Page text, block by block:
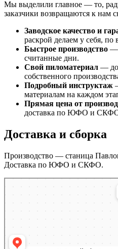
Мы выделили главное — то,
заказчики возвращаются к нам
Заводское качество и
раскрой делаем у себя, по
Быстрое производство —
считанные дни.
Свой пиломатериал —
собственного
Подробный инструктаж
материалам на каждом
Прямая цена от
доставка по ЮФО и
Доставка и сборка
Производство — станица
Доставка по ЮФО и СКФО.